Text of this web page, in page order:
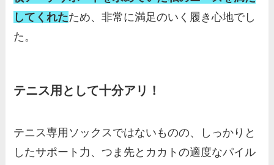
してくれたため、非常に満足のいく履き心地でし
た。
テニス用として十分アリ！
テニス専用ソックスではないものの、しっかりと
したサポート力、つま先とカカトの適度なパイル